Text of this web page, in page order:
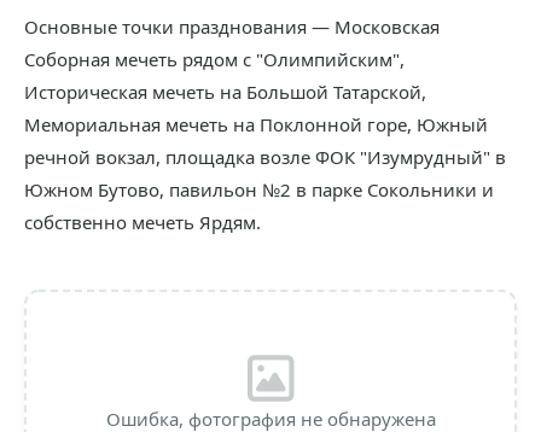
Основные точки празднования — Московская
Соборная мечеть рядом с "Олимпийским",
Историческая мечеть на Большой Татарской,
Мемориальная мечеть на Поклонной горе, Южный
речной вокзал, площадка возле ФОК "Изумрудный" в
Южном Бутово, павильон №2 в парке Сокольники и
собственно мечеть Ярдям.
Ошибка, фотография не обнаружена